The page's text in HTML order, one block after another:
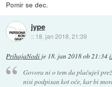
Pomir se dec.
jype
:: 18. jan 2018, 21:39
PrihajaNodi je 18. jan 2018 ob 21:34
Govora ni o tem da plačuješ
nisi podpisan kot oče, kar bi